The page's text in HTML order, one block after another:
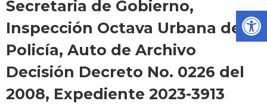
Secretaria de Gobierno,
Inspección Octava Urbana de
Policía, Auto de Archivo
Decisión Decreto No. 0226 del
2008, Expediente 2023-3913